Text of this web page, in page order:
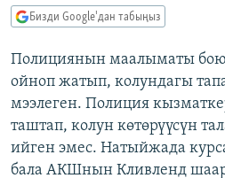
ЭКСПЕРТТЕР ТАЛДАЙТ
БИЗ ЖАНА ДҮЙНӨ
ЭЖЕ-СИҢДИЛЕР
ӨЗГӨЧӨ ПИКИР
Русский
ОНЛАЙН ШЕРИНЕ
Бизди Google'дан табыңыз
Полициянын маалыматы
ойноп жатып, колундагы
мээлеген. Полиция
таштап, колун көтөрүүсүн
ийген эмес. Натыйжада
бала АКШнын Кливленд